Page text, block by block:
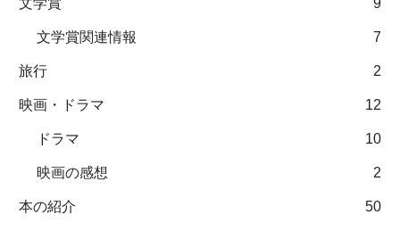
文学賞 9
文学賞関連情報 7
旅行 2
映画・ドラマ 12
ドラマ 10
映画の感想 2
本の紹介 50